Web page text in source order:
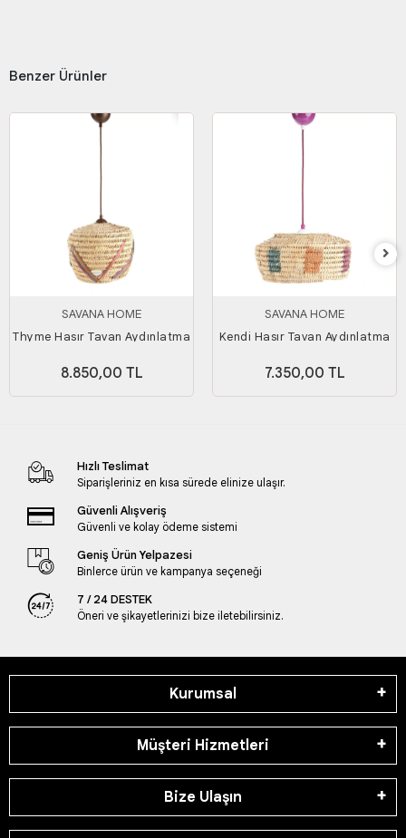
Benzer Ürünler
SAVANA HOME
Thyme Hasır Tavan Aydınlatma
8.850,00 TL
SAVANA HOME
Kendi Hasır Tavan Aydınlatma
7.350,00 TL
Hızlı Teslimat
Siparişleriniz en kısa sürede elinize ulaşır.
Güvenli Alışveriş
Güvenli ve kolay ödeme sistemi
Geniş Ürün Yelpazesi
Binlerce ürün ve kampanya seçeneği
7 / 24 DESTEK
Öneri ve şikayetlerinizi bize iletebilirsiniz.
Kurumsal
Müşteri Hizmetleri
Bize Ulaşın